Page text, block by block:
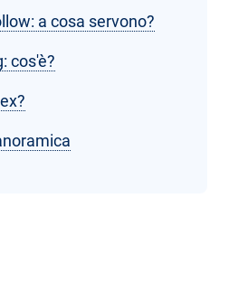
a cosa servono?
cos'è?